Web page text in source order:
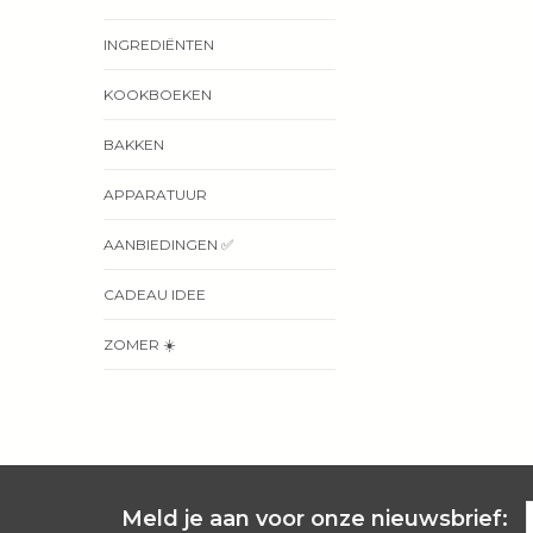
INGREDIËNTEN
KOOKBOEKEN
BAKKEN
APPARATUUR
AANBIEDINGEN ✅
CADEAU IDEE
ZOMER ☀️
Meld je aan voor onze nieuwsbrief: